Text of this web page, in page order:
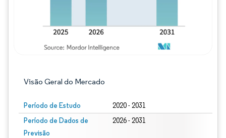
Visão Geral do Mercado
Período de Estudo 2020 - 2031
Período de Dados de
Previsão
2026 - 2031